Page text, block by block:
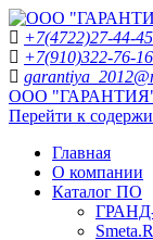
+7(4722)27-44-45
+7(910)322-76-16
ООО
Перейти к
Главная
О компании
Каталог ПО